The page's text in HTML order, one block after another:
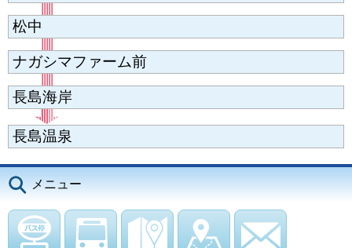
松中
ナガシマファーム前
長島海岸
長島温泉
メニュー